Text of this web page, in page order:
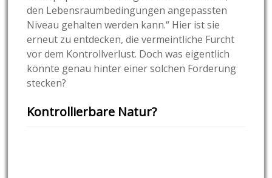
den Lebensraumbedingungen angepassten
Niveau gehalten werden kann.“ Hier ist sie
erneut zu entdecken, die vermeintliche Furcht
vor dem Kontrollverlust. Doch was eigentlich
könnte genau hinter einer solchen Forderung
stecken?
Kontrollierbare Natur?